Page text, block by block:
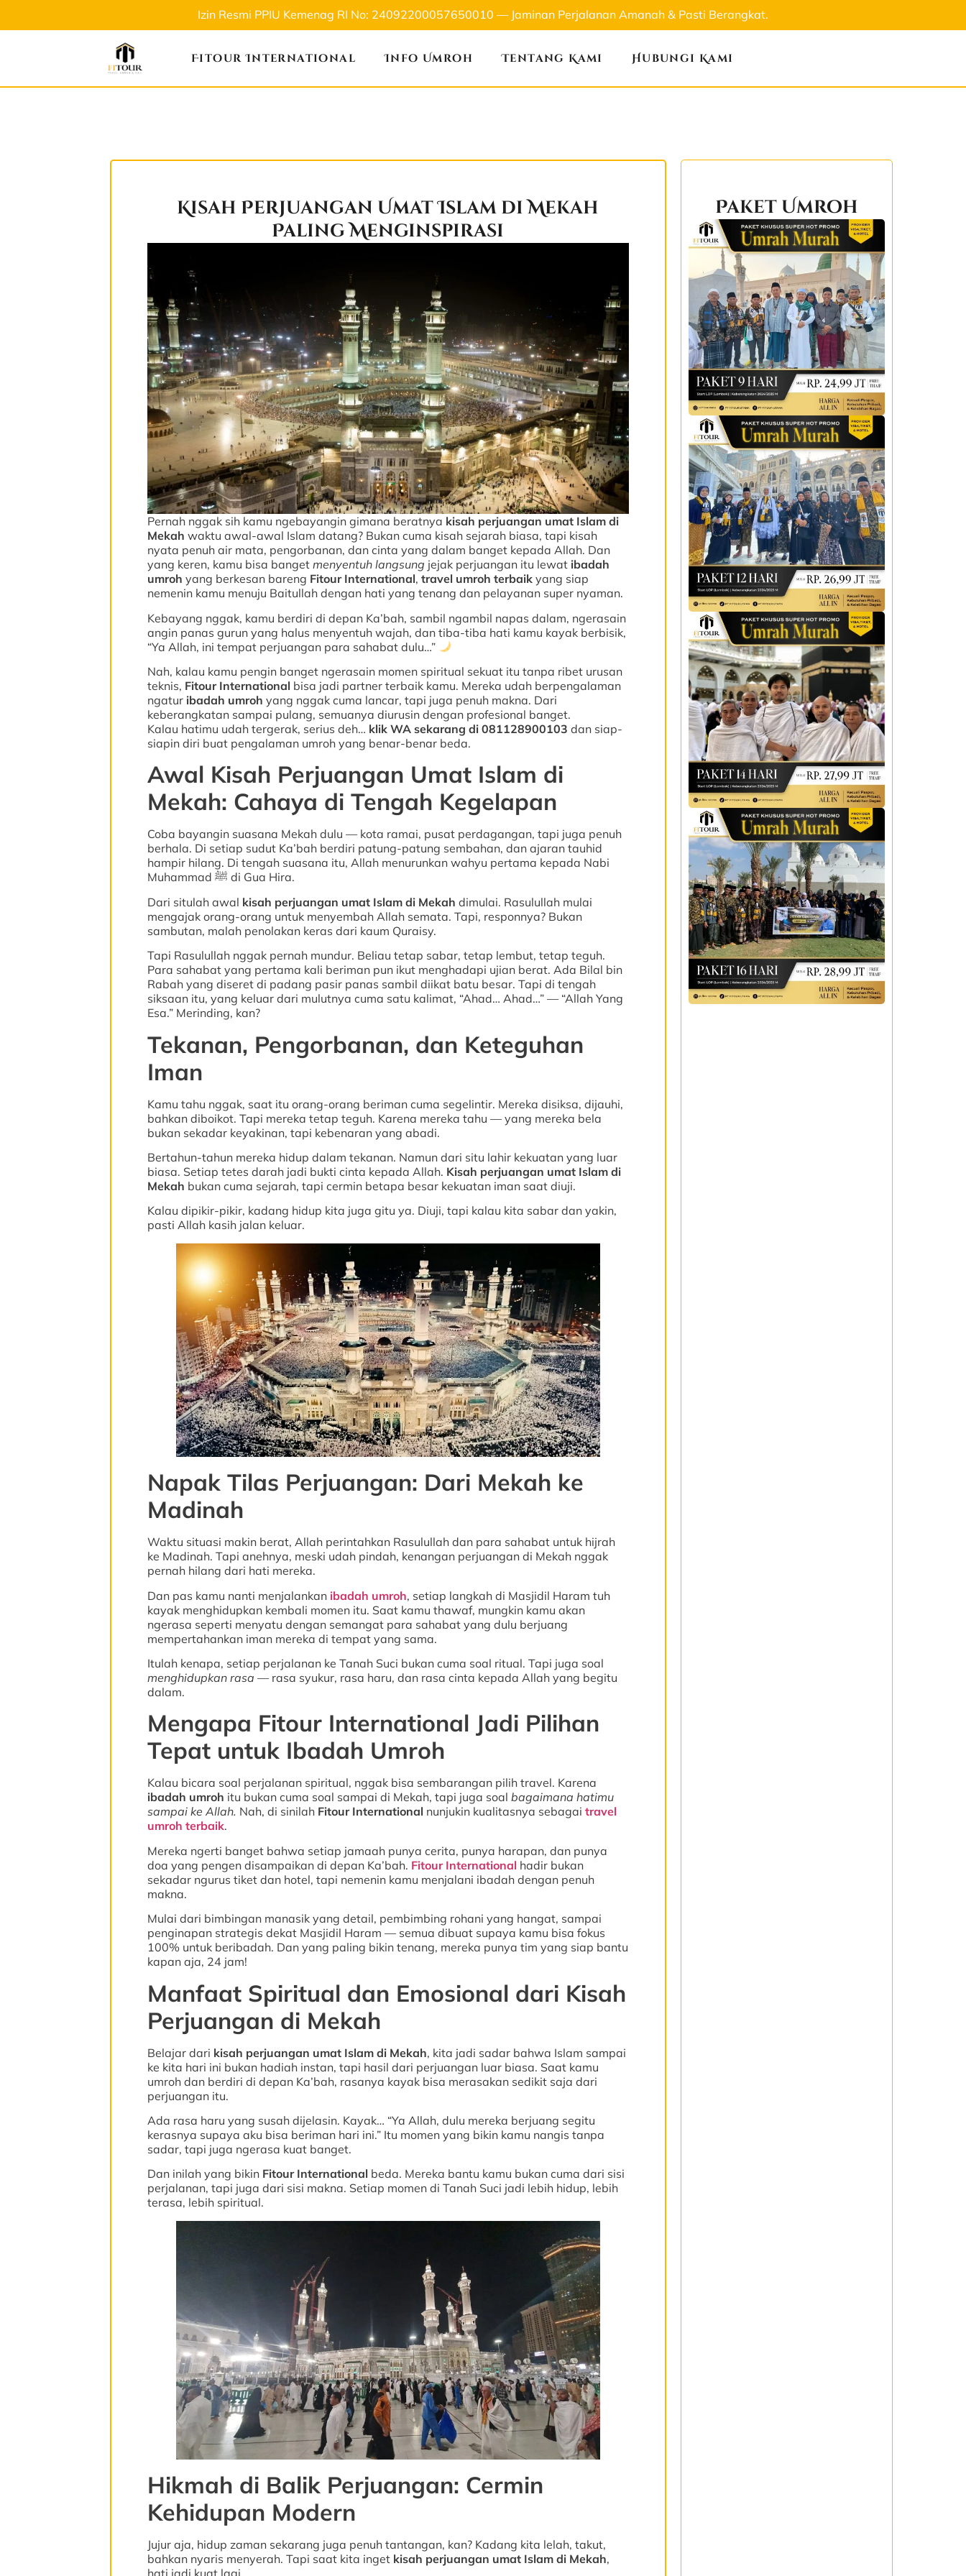
Izin Resmi PPIU Kemenag RI No: 24092200057650010 — Jaminan Perjalanan Amanah & Pasti Berangkat.
Fitour International Info Umroh Tentang Kami Hubungi Kami
Kisah Perjuangan Umat Islam di Mekah
Paling Menginspirasi
Pernah nggak sih kamu ngebayangin gimana beratnya kisah perjuangan umat Islam di
Mekah waktu awal-awal Islam datang? Bukan cuma kisah sejarah biasa, tapi kisah
nyata penuh air mata, pengorbanan, dan cinta yang dalam banget kepada Allah. Dan
yang keren, kamu bisa banget menyentuh langsung jejak perjuangan itu lewat ibadah
umroh yang berkesan bareng Fitour International, travel umroh terbaikyang siap
nemenin kamu menuju Baitullah dengan hati yang tenang dan pelayanan super nyaman.
Kebayang nggak, kamu berdiri di depan Ka’bah, sambil ngambil napas dalam, ngerasain
angin panas gurun yang halus menyentuh wajah, dan tiba-tiba hati kamu kayak berbisik,
“Ya Allah, ini tempat perjuangan para sahabat dulu…”
Nah, kalau kamu pengin banget ngerasain momen spiritual sekuat itu tanpa ribet urusan
teknis, Fitour International bisa jadi partner terbaik kamu. Mereka udah berpengalaman
ngatur ibadah umroh yang nggak cuma lancar, tapi juga penuh makna. Dari
keberangkatan sampai pulang, semuanya diurusin dengan profesional banget.
Kalau hatimu udah tergerak, serius deh… klik WA sekarang di 081128900103 dan siap-
siapin diri buat pengalaman umroh yang benar-benar beda.
Awal Kisah Perjuangan Umat Islam di
Mekah: Cahaya di Tengah Kegelapan
Coba bayangin suasana Mekah dulu — kota ramai, pusat perdagangan, tapi juga penuh
berhala. Di setiap sudut Ka’bah berdiri patung-patung sembahan, dan ajaran tauhid
hampir hilang. Di tengah suasana itu, Allah menurunkan wahyu pertama kepada Nabi
Muhammad ﷺ di Gua Hira.
Dari situlah awal kisah perjuangan umat Islam di Mekah dimulai. Rasulullah mulai
mengajak orang-orang untuk menyembah Allah semata. Tapi, responnya? Bukan
sambutan, malah penolakan keras dari kaum Quraisy.
Tapi Rasulullah nggak pernah mundur. Beliau tetap sabar, tetap lembut, tetap teguh.
Para sahabat yang pertama kali beriman pun ikut menghadapi ujian berat. Ada Bilal bin
Rabah yang diseret di padang pasir panas sambil diikat batu besar. Tapi di tengah
siksaan itu, yang keluar dari mulutnya cuma satu kalimat, “Ahad… Ahad…” — “Allah Yang
Esa.” Merinding, kan?
Tekanan, Pengorbanan, dan Keteguhan
Iman
Kamu tahu nggak, saat itu orang-orang beriman cuma segelintir. Mereka disiksa, dijauhi,
bahkan diboikot. Tapi mereka tetap teguh. Karena mereka tahu — yang mereka bela
bukan sekadar keyakinan, tapi kebenaran yang abadi.
Bertahun-tahun mereka hidup dalam tekanan. Namun dari situ lahir kekuatan yang luar
biasa. Setiap tetes darah jadi bukti cinta kepada Allah. Kisah perjuangan umat Islam di
Mekah bukan cuma sejarah, tapi cermin betapa besar kekuatan iman saat diuji.
Kalau dipikir-pikir, kadang hidup kita juga gitu ya. Diuji, tapi kalau kita sabar dan yakin,
pasti Allah kasih jalan keluar.
Napak Tilas Perjuangan: Dari Mekah ke
Madinah
Waktu situasi makin berat, Allah perintahkan Rasulullah dan para sahabat untuk hijrah
ke Madinah. Tapi anehnya, meski udah pindah, kenangan perjuangan di Mekah nggak
pernah hilang dari hati mereka.
Dan pas kamu nanti menjalankan ibadah umroh, setiap langkah di Masjidil Haram tuh
kayak menghidupkan kembali momen itu. Saat kamu thawaf, mungkin kamu akan
ngerasa seperti menyatu dengan semangat para sahabat yang dulu berjuang
mempertahankan iman mereka di tempat yang sama.
Itulah kenapa, setiap perjalanan ke Tanah Suci bukan cuma soal ritual. Tapi juga soal
menghidupkan rasa — rasa syukur, rasa haru, dan rasa cinta kepada Allah yang begitu
dalam.
Mengapa Fitour International Jadi Pilihan
Tepat untuk Ibadah Umroh
Kalau bicara soal perjalanan spiritual, nggak bisa sembarangan pilih travel. Karena
ibadah umroh itu bukan cuma soal sampai di Mekah, tapi juga soal bagaimana hatimu
sampai ke Allah. Nah, di sinilah Fitour International nunjukin kualitasnya sebagai travel
umroh terbaik.
Mereka ngerti banget bahwa setiap jamaah punya cerita, punya harapan, dan punya
doa yang pengen disampaikan di depan Ka’bah. Fitour International hadir bukan
sekadar ngurus tiket dan hotel, tapi nemenin kamu menjalani ibadah dengan penuh
makna.
Mulai dari bimbingan manasik yang detail, pembimbing rohani yang hangat, sampai
penginapan strategis dekat Masjidil Haram — semua dibuat supaya kamu bisa fokus
100% untuk beribadah. Dan yang paling bikin tenang, mereka punya tim yang siap bantu
kapan aja, 24 jam!
Manfaat Spiritual dan Emosional dari Kisah
Perjuangan di Mekah
Belajar dari kisah perjuangan umat Islam di Mekah, kita jadi sadar bahwa Islam sampai
ke kita hari ini bukan hadiah instan, tapi hasil dari perjuangan luar biasa. Saat kamu
umroh dan berdiri di depan Ka’bah, rasanya kayak bisa merasakan sedikit saja dari
perjuangan itu.
Ada rasa haru yang susah dijelasin. Kayak… “Ya Allah, dulu mereka berjuang segitu
kerasnya supaya aku bisa beriman hari ini.” Itu momen yang bikin kamu nangis tanpa
sadar, tapi juga ngerasa kuat banget.
Dan inilah yang bikin Fitour International beda. Mereka bantu kamu bukan cuma dari sisi
perjalanan, tapi juga dari sisi makna. Setiap momen di Tanah Suci jadi lebih hidup, lebih
terasa, lebih spiritual.
Hikmah di Balik Perjuangan: Cermin
Kehidupan Modern
Jujur aja, hidup zaman sekarang juga penuh tantangan, kan? Kadang kita lelah, takut,
bahkan nyaris menyerah. Tapi saat kita inget kisah perjuangan umat Islam di Mekah,
Paket Umroh